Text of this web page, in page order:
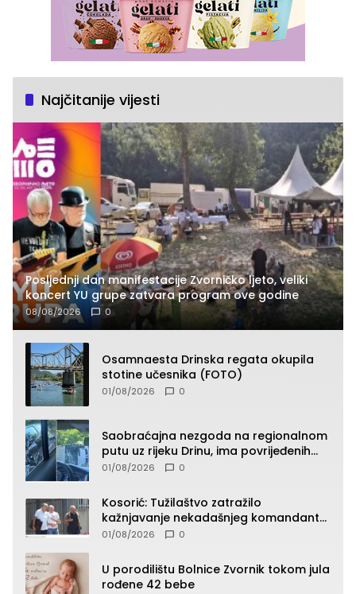
Najčitanije vijesti
Posljednji dan manifestacije Zvorničko ljeto, veliki
koncert YU grupe zatvara program ove godine
08/08/2026 0
Osamnaesta Drinska regata okupila
stotine učesnika (FOTO)
01/08/2026 0
Saobraćajna nezgoda na regionalnom
putu uz rijeku Drinu, ima povrijeđenih
lica (FOTO)
01/08/2026 0
Kosorić: Tužilaštvo zatražilo
kažnjavanje nekadašnjeg komandanta
Vlaseničke brigade
01/08/2026 0
U porodilištu Bolnice Zvornik tokom jula
rođene 42 bebe